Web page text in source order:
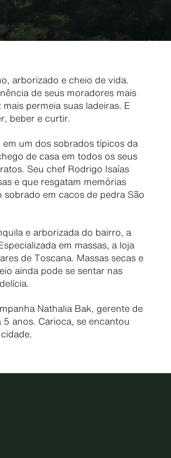
arborizado e cheio de vida.
de seus moradores mais
permeia suas ladeiras. E
beber e curtir.
um dos sobrados típicos da
de casa em todos os seus
Seu chef Rodrigo Isaías
e que resgatam memórias
em cacos de pedra São
e arborizada do bairro, a
em massas, a loja
de Toscana. Massas secas e
ainda pode se sentar nas
Nathalia Bak, gerente de
anos. Carioca, se encantou